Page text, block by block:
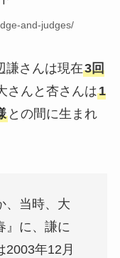
and-judges/
謙さんは現在3回
さんと杏さんは1
との間に生まれ
、当時、大
』に、謙に
2003年12月